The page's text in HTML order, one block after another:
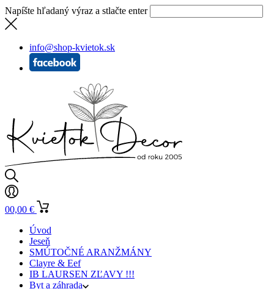
Napíšte hľadaný výraz a stlačte enter
info@shop-kvietok.sk
00,00 €
Úvod
Jeseň
SMÚTOČNÉ ARANŽMÁNY
Clayre & Eef
IB LAURSEN ZĽAVY !!!
Byt a záhrada